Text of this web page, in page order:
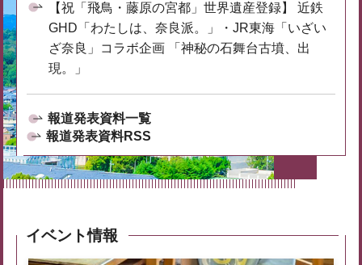
【祝「飛鳥・藤原の宮都」世界遺産登録】 近鉄
GHD「わたしは、奈良派。」・JR東海「いざい
ざ奈良」コラボ企画 「神秘の石舞台古墳、出
現。」
報道発表資料一覧
報道発表資料RSS
イベント情報